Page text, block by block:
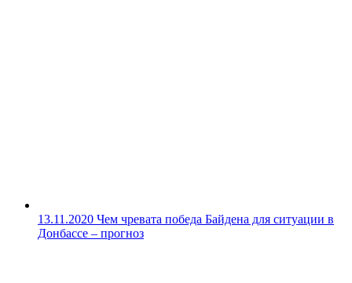
13.11.2020 Чем чревата победа Байдена для ситуации в
Донбассе – прогноз